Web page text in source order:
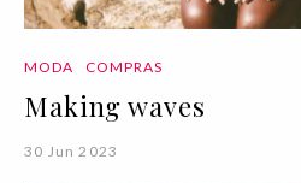
MODA COMPRAS
Making waves
30 Jun 2023